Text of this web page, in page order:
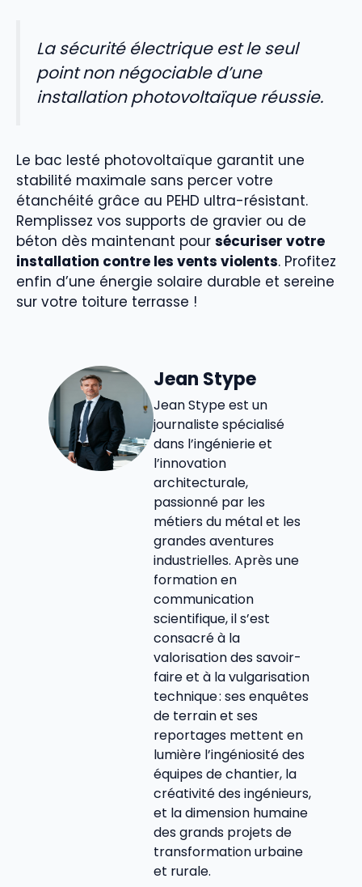
La sécurité électrique est le seul
point non négociable d’une
installation photovoltaïque réussie.
Le bac lesté photovoltaïque garantit une
stabilité maximale sans percer votre
étanchéité grâce au PEHD ultra-résistant.
Remplissez vos supports de gravier ou de
béton dès maintenant pour sécuriser votre
installation contre les vents violents. Profitez
enfin d’une énergie solaire durable et sereine
sur votre toiture terrasse !
Jean Stype
Jean Stype est un
journaliste spécialisé
dans l’ingénierie et
l’innovation
architecturale,
passionné par les
métiers du métal et les
grandes aventures
industrielles. Après une
formation en
communication
scientifique, il s’est
consacré à la
valorisation des savoir-
faire et à la vulgarisation
technique : ses enquêtes
de terrain et ses
reportages mettent en
lumière l’ingéniosité des
équipes de chantier, la
créativité des ingénieurs,
et la dimension humaine
des grands projets de
transformation urbaine
et rurale.